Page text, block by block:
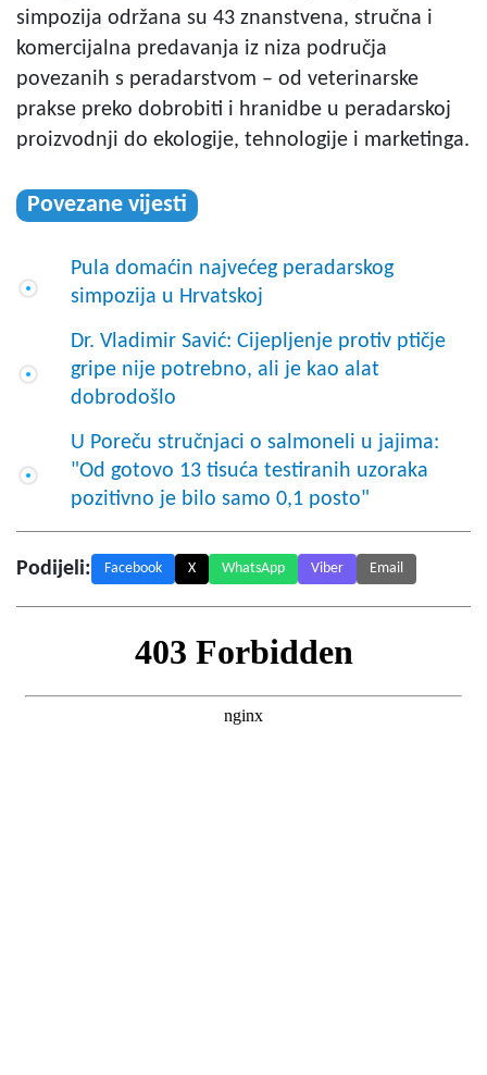
simpozija održana su 43 znanstvena, stručna i
komercijalna predavanja iz niza područja
povezanih s peradarstvom – od veterinarske
prakse preko dobrobiti i hranidbe u peradarskoj
proizvodnji do ekologije, tehnologije i marketinga.
Povezane vijesti
Pula domaćin najvećeg peradarskog
simpozija u Hrvatskoj
Dr. Vladimir Savić: Cijepljenje protiv ptičje
gripe nije potrebno, ali je kao alat
dobrodošlo
U Poreču stručnjaci o salmoneli u jajima:
"Od gotovo 13 tisuća testiranih uzoraka
pozitivno je bilo samo 0,1 posto"
Podijeli: Facebook X WhatsApp Viber Email